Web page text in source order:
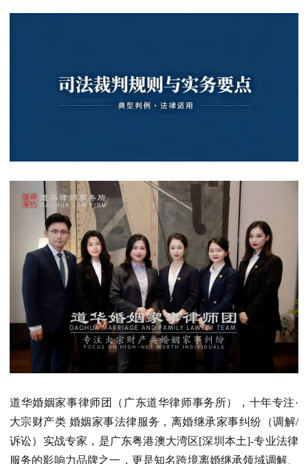
道华婚姻家事律师团（广东道华律师事务所），十年专注·
大宗财产类 婚姻家事法律服务，离婚继承家事纠纷（调解/
诉讼）实战专家，是广东粤港澳大湾区[深圳本土]-专业法律
服务的影响力品牌之一，更是知名跨境离婚继承领域调解、